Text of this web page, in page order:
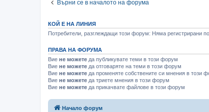
Върни се в началото на форума
КОЙ Е НА ЛИНИЯ
Потребители, разглеждащи този форум: Няма регистрирани
ПРАВА НА ФОРУМА
Вие не можете да публикувате теми в този форум
Вие не можете да отговаряте на теми в този форум
Вие не можете да променяте собствените си мнения в този
Вие не можете да триете мнения в този форум
Вие не можете да прикачвате файлове в този форум
Начало форум